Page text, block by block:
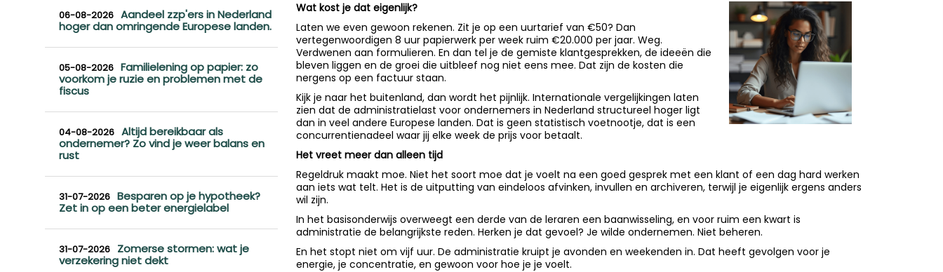
06-08-2026 Aandeel zzp'ers in Nederland
hoger dan omringende Europese landen.
05-08-2026 Familielening op papier: zo
voorkom je ruzie en problemen met de
fiscus
04-08-2026 Altijd bereikbaar als
ondernemer? Zo vind je weer balans en
rust
31-07-2026 Besparen op je hypotheek?
Zet in op een beter energielabel
31-07-2026
Zomerse stormen: wat je
verzekering niet dekt
Wat kost je dat eigenlijk?
Laten we even gewoon rekenen. Zit je op een uurtarief van €50? Dan
vertegenwoordigen 8 uur papierwerk per week ruim €20.000 per jaar. Weg.
Verdwenen aan formulieren. En dan tel je de gemiste klantgesprekken, de ideeën die
bleven liggen en de groei die uitbleef nog niet eens mee. Dat zijn de kosten die
nergens op een factuur staan.
Kijk je naar het buitenland, dan wordt het pijnlijk. Internationale vergelijkingen laten
zien dat de administratielast voor ondernemers in Nederland structureel hoger ligt
dan in veel andere Europese landen. Dat is geen statistisch voetnootje, dat is een
concurrentienadeel waar jij elke week de prijs voor betaalt.
Het vreet meer dan alleen tijd
Regeldruk maakt moe. Niet het soort moe dat je voelt na een goed gesprek met een klant of een dag hard werken
aan iets wat telt. Het is de uitputting van eindeloos afvinken, invullen en archiveren, terwijl je eigenlijk ergens anders
wil zijn.
In het basisonderwijs overweegt een derde van de leraren een baanwisseling, en voor ruim een kwart is
administratie de belangrijkste reden. Herken je dat gevoel? Je wilde ondernemen. Niet beheren.
En het stopt niet om vijf uur. De administratie kruipt je avonden en weekenden in. Dat heeft gevolgen voor je
energie, je concentratie, en gewoon voor hoe je je voelt.